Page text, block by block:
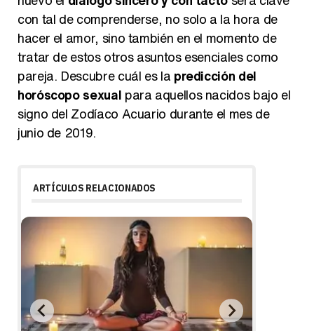
con tal de comprenderse, no solo a la hora de
hacer el amor, sino también en el momento de
tratar de estos otros asuntos esenciales como
pareja. Descubre cuál es la predicción del
horóscopo sexual para aquellos nacidos bajo el
signo del Zodíaco Acuario durante el mes de
junio de 2019.
ARTÍCULOS RELACIONADOS